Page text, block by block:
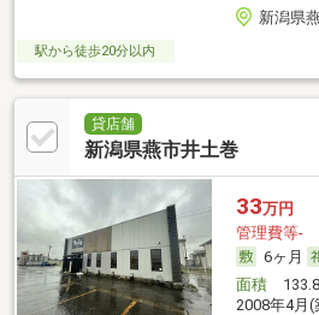
新潟県
駅から徒歩20分以内
貸店舗
新潟県燕市井土巻
33万円
管理費等-
6ヶ月
面積
2008年4月(